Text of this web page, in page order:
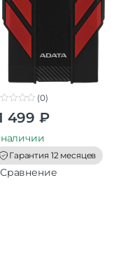
(0)
499 ₽
Гарантия 12 месяцев
Сравнение